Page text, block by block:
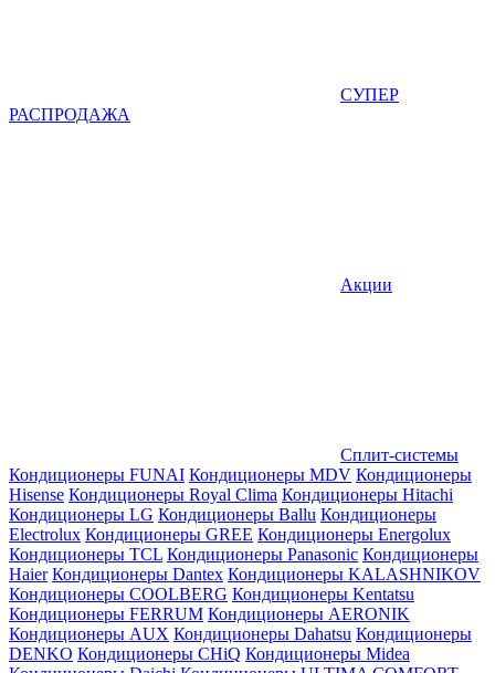
СУПЕР
РАСПРОДАЖА
Акции
Сплит-системы
Кондиционеры FUNAI Кондиционеры MDV Кондиционеры
Hisense Кондиционеры Royal Clima Кондиционеры Hitachi
Кондиционеры LG Кондиционеры Ballu Кондиционеры
Electrolux Кондиционеры GREE Кондиционеры Energolux
Кондиционеры TCL Кондиционеры Panasonic Кондиционеры
Haier Кондиционеры Dantex Кондиционеры KALASHNIKOV
Кондиционеры СOOLBERG Кондиционеры Kentatsu
Кондиционеры FERRUM Кондиционеры AERONIK
Кондиционеры AUX Кондиционеры Dahatsu Кондиционеры
DENKO Кондиционеры CHiQ Кондиционеры Midea